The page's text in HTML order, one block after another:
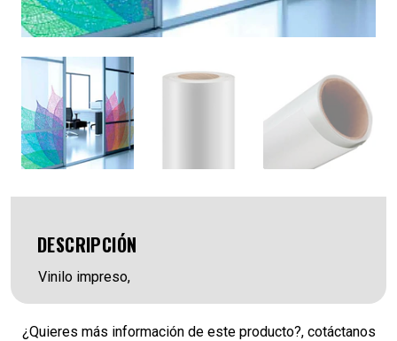
DESCRIPCIÓN
Vinilo impreso,
¿Quieres más información de este producto?, cotáctanos